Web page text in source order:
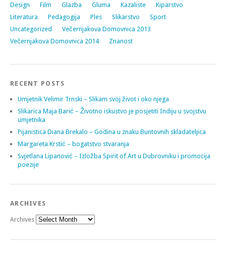
Design Film Glazba Gluma Kazaliste
Kiparstvo
Literatura
Pedagogija Ples Slikarstvo
Sport
Uncategorized
Večernjakova Domovnica 2013
Večernjakova Domovnica 2014
Znanost
RECENT POSTS
Umjetnik Velimir Trnski – Slikam svoj život i oko njega
Slikarica Maja Barić – Životno iskustvo je posjetiti Indiju u svojstvu
umjetnika
Pijanistica Diana Brekalo – Godina u znaku Buntovnih skladateljica
Margareta Krstić – bogatstvo stvaranja
Svjetlana Lipanović – Izložba Spirit of Art u Dubrovniku i promocija
poezije
ARCHIVES
Archives